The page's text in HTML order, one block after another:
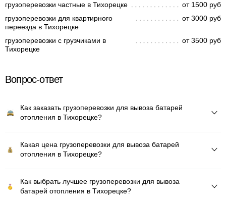
грузоперевозки частные в Тихорецке
от 1500 руб
грузоперевозки для квартирного
переезда в Тихорецке
от 3000 руб
грузоперевозки с грузчиками в
Тихорецке
от 3500 руб
Вопрос-ответ
Как заказать грузоперевозки для вывоза батарей
отопления в Тихорецке?
Какая цена грузоперевозки для вывоза батарей
отопления в Тихорецке?
Как выбрать лучшее грузоперевозки для вывоза
батарей отопления в Тихорецке?